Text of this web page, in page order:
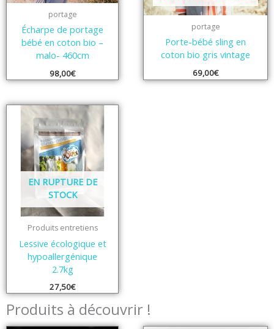
portage
Écharpe de portage
bébé en coton bio –
malo- 460cm
98,00€
portage
Porte-bébé sling en
coton bio gris vintage
69,00€
EN RUPTURE DE
STOCK
Produits entretiens
Lessive écologique et
hypoallergénique
2.7kg
27,50€
Produits à découvrir !